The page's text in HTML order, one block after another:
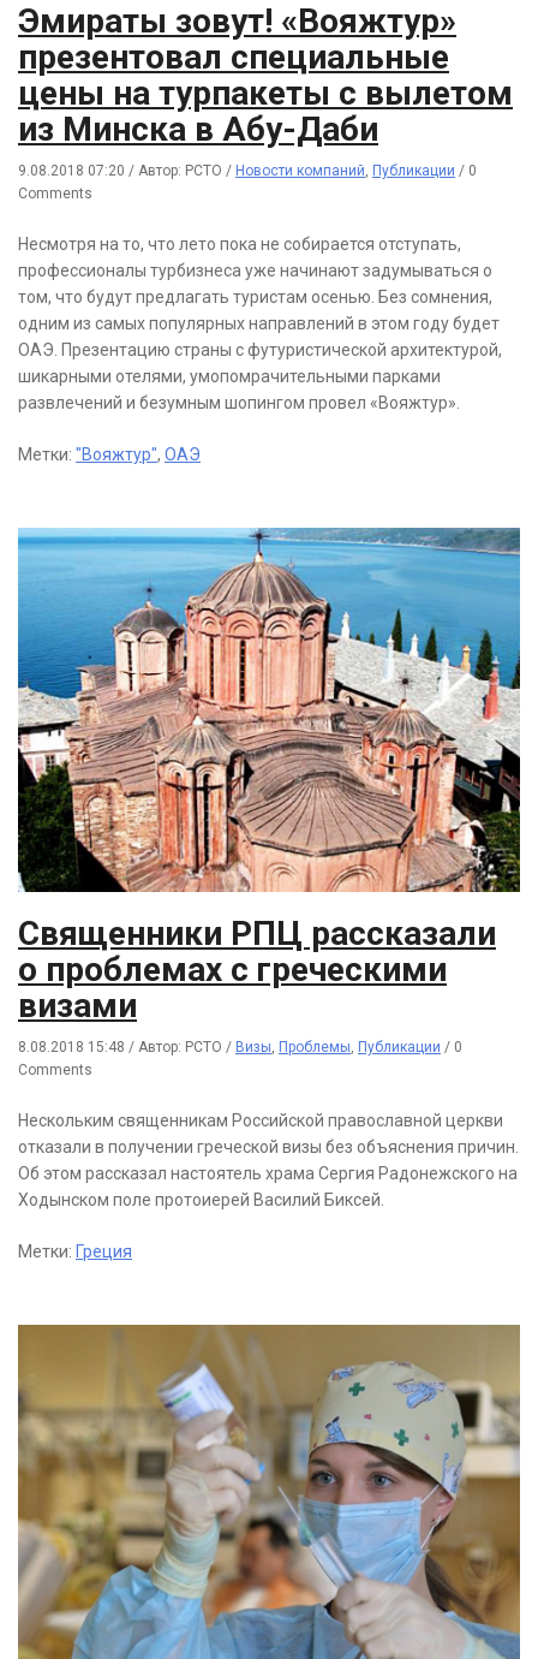
Эмираты зовут! «Вояжтур»
презентовал специальные
цены на турпакеты с вылетом
из Минска в Абу-Даби
9.08.2018 07:20 / Автор: РСТО / Новости компаний, Публикации / 0
Comments
Несмотря на то, что лето пока не собирается отступать,
профессионалы турбизнеса уже начинают задумываться о
том, что будут предлагать туристам осенью. Без сомнения,
одним из самых популярных направлений в этом году будет
ОАЭ. Презентацию страны с футуристической архитектурой,
шикарными отелями, умопомрачительными парками
развлечений и безумным шопингом провел «Вояжтур».
Метки: "Вояжтур", ОАЭ
Священники РПЦ рассказали
о проблемах с греческими
визами
8.08.2018 15:48 / Автор: РСТО / Визы Проблемы Публикации / 0
Comments
Нескольким священникам Российской православной церкви
отказали в получении греческой визы без объяснения причин.
Об этом рассказал настоятель храма Сергия Радонежского на
Ходынском поле протоиерей Василий Биксей.
Метки: Греция